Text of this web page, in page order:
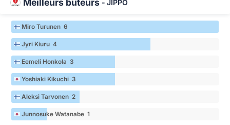
Meilleurs buteurs - JIPPO
Miro Turunen 6
Jyri Kiuru 4
Eemeli Honkola 3
Yoshiaki Kikuchi 3
Aleksi Tarvonen 2
Junnosuke Watanabe 1